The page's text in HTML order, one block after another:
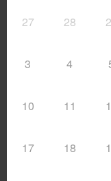
27 28
3 4
10 11
17 18